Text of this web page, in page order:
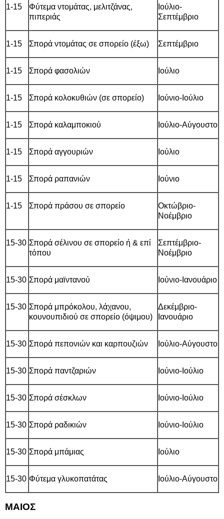
1-15
Φύτεμα ντομάτας, μελιτζάνας,
πιπεριάς
Ιούλιο-
Σεπτέμβριο
1-15 Σπορά ντομάτας σε σπορείο (έξω) Σεπτέμβριο
1-15 Σπορά φασολιών Ιούλιο
1-15 Σπορά κολοκυθιών (σε σπορείο) Ιούνιο-Ιούλιο
1-15 Σπορά καλαμποκιού Ιούλιο-Αύγουστο
1-15 Σπορά αγγουριών Ιούλιο
1-15 Σπορά ραπανιών Ιούνιο
1-15 Σπορά πράσου σε σπορείο
Οκτώβριο-
Νοέμβριο
15-30 Σπορά σέλινου σε σπορείο ή & επί
τόπου
Σεπτέμβριο-
Νοέμβριο
15-30 Σπορά μαϊντανού Ιούνιο-Ιανουάριο
15-30 Σπορά μπρόκολου, λάχανου,
κουνουπιδιού σε σπορείο (όψιμου)
Δεκέμβριο-
Ιανουάριο
15-30 Σπορά πεπονιών και καρπουζιών Ιούλιο-Αύγουστο
15-30 Σπορά παντζαριών Ιούνιο-Ιούλιο
15-30 Σπορά σέσκλων Ιούνιο-Ιούλιο
15-30 Σπορά ραδικιών Ιούνιο-Ιούλιο
15-30 Σπορά μπάμιας Ιούλιο
15-30 Φύτεμα γλυκοπατάτας Ιούλιο-Αύγουστο
ΜΑΙΟΣ